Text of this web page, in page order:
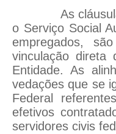
As cláusulas
o Serviço Social
empregados,
vinculação
Entidade. As
vedações que se
Federal
efetivos
servidores civis